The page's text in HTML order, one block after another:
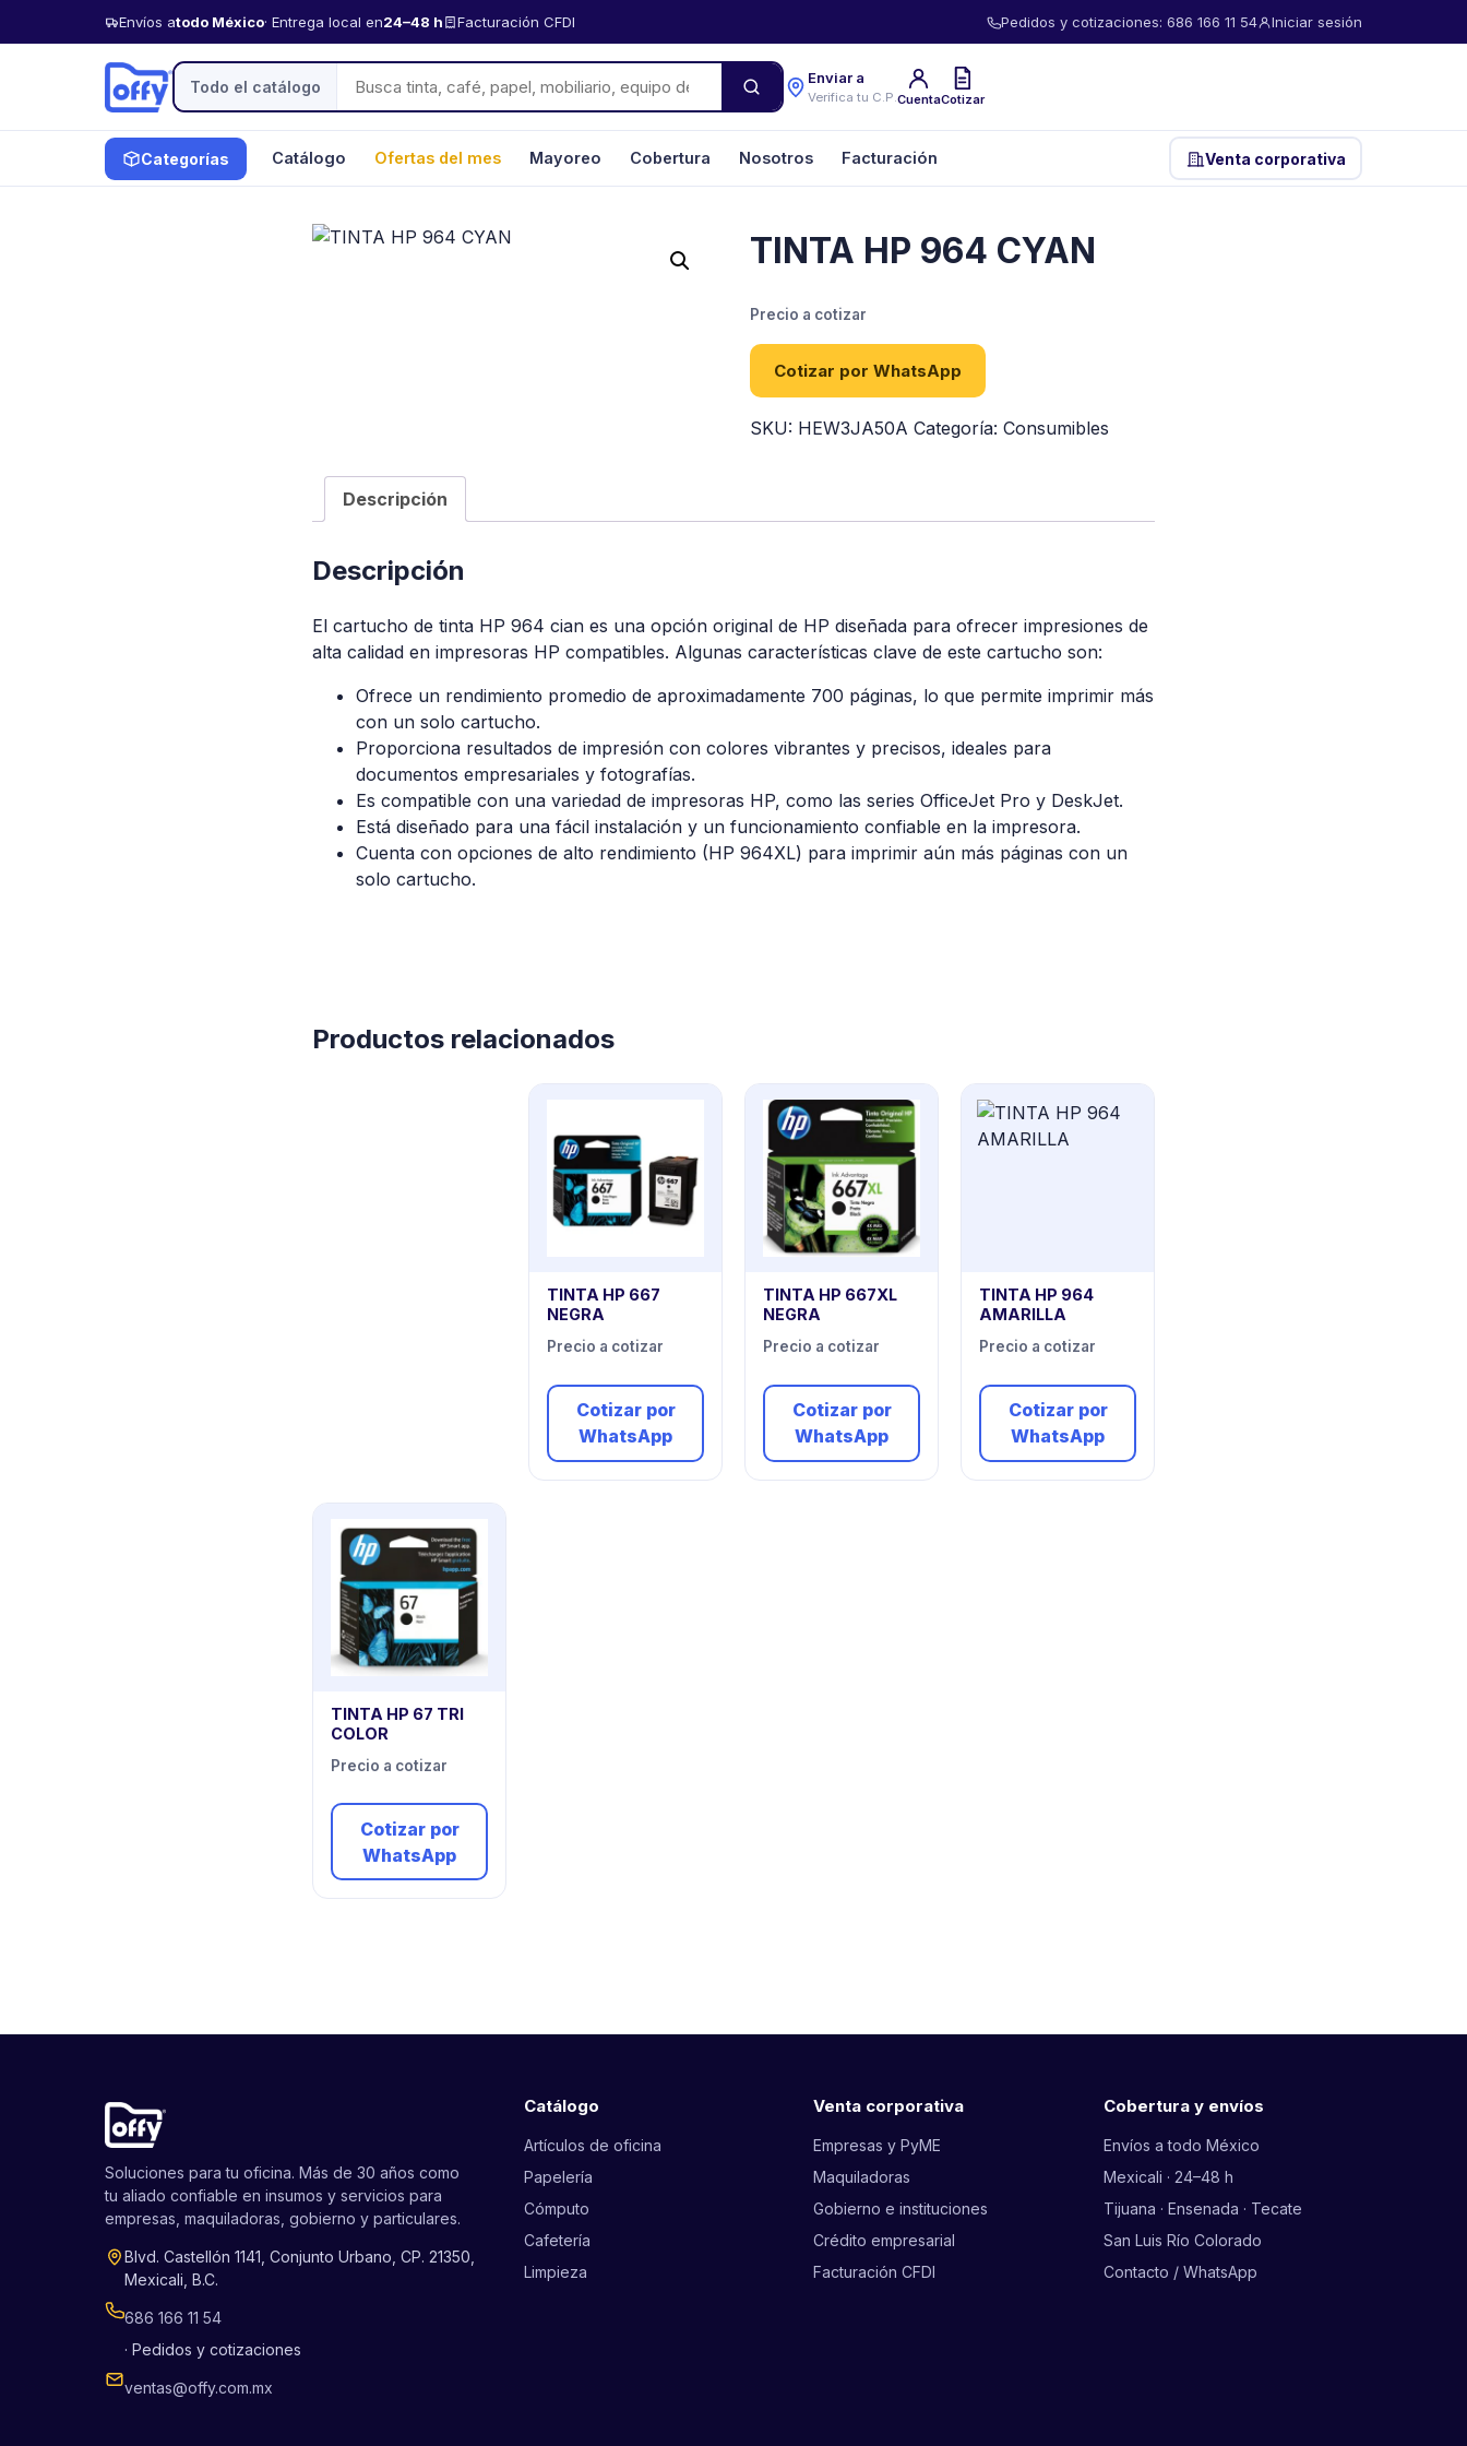
Envíos atodo México· Entrega local en24–48 h Facturación CFDI Pedidos y cotizaciones: 686 166 11 54 Iniciar sesión
Todo el catálogo Enviar a
Verifica tu C.P.CuentaCotizar
Categorías Catálogo Ofertas del mes Mayoreo Cobertura Nosotros Facturación Venta corporativa
TINTA HP 964 CYAN
Precio a cotizar
Cotizar por WhatsApp
SKU: HEW3JA50A Categoría:Consumibles
Descripción
Descripción
El cartucho de tinta HP 964 cian es una opción original de HP diseñada para ofrecer impresiones de
alta calidad en impresoras HP compatibles. Algunas características clave de este cartucho son:
Ofrece un rendimiento promedio de aproximadamente 700 páginas, lo que permite imprimir más
con un solo cartucho.
Proporciona resultados de impresión con colores vibrantes y precisos, ideales para
documentos empresariales y fotografías.
Es compatible con una variedad de impresoras HP, como las series OfficeJet Pro y DeskJet.
Está diseñado para una fácil instalación y un funcionamiento confiable en la impresora.
Cuenta con opciones de alto rendimiento (HP 964XL) para imprimir aún más páginas con un
solo cartucho.
Productos relacionados
TINTA HP 667
NEGRA
Precio a cotizar
Cotizar por
WhatsApp
TINTA HP 667XL
NEGRA
Precio a cotizar
Cotizar por
WhatsApp
TINTA HP 964
AMARILLA
Precio a cotizar
Cotizar por
WhatsApp
TINTA HP 67 TRI
COLOR
Precio a cotizar
Cotizar por
WhatsApp
Soluciones para tu oficina. Más de 30 años como
tu aliado confiable en insumos y servicios para
empresas, maquiladoras, gobierno y particulares.
Blvd. Castellón 1141, Conjunto Urbano, CP. 21350,
Mexicali, B.C.
686 166 11 54
· Pedidos y cotizaciones
ventas@offy.com.mx
Catálogo
Artículos de oficina
Papelería
Cómputo
Cafetería
Limpieza
Venta corporativa
Empresas y PyME
Maquiladoras
Gobierno e instituciones
Crédito empresarial
Facturación CFDI
Cobertura y envíos
Envíos a todo México
Mexicali · 24–48 h
Tijuana · Ensenada · Tecate
San Luis Río Colorado
Contacto / WhatsApp